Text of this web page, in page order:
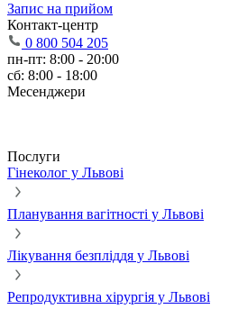
Запис на прийом
Контакт-центр
0 800 504 205
пн-пт: 8:00 - 20:00
сб: 8:00 - 18:00
Месенджери
Послуги
Гінеколог у Львові
Планування вагітності у Львові
Лікування безпліддя у Львові
Репродуктивна хірургія у Львові